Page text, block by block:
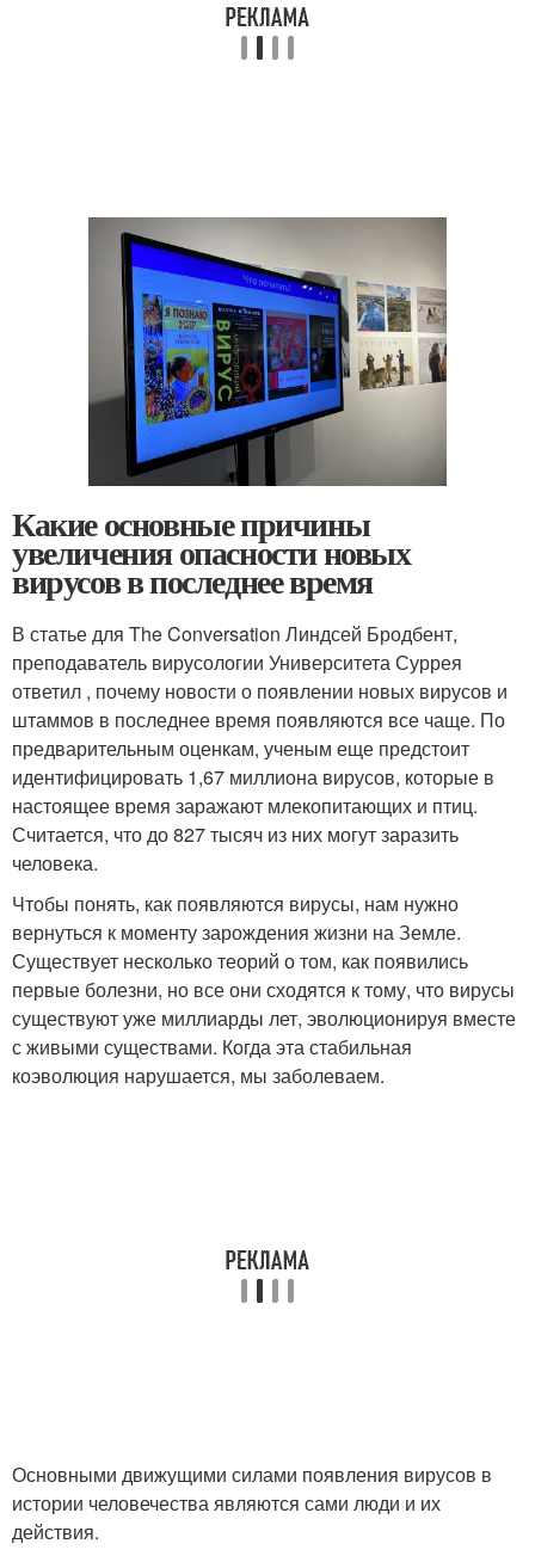
Какие основные причины
увеличения опасности новых
вирусов в последнее время
В статье для The Conversation Линдсей Бродбент,
преподаватель вирусологии Университета Суррея
ответил , почему новости о появлении новых вирусов и
штаммов в последнее время появляются все чаще. По
предварительным оценкам, ученым еще предстоит
идентифицировать 1,67 миллиона вирусов, которые в
настоящее время заражают млекопитающих и птиц.
Считается, что до 827 тысяч из них могут заразить
человека.
Чтобы понять, как появляются вирусы, нам нужно
вернуться к моменту зарождения жизни на Земле.
Существует несколько теорий о том, как появились
первые болезни, но все они сходятся к тому, что вирусы
существуют уже миллиарды лет, эволюционируя вместе
с живыми существами. Когда эта стабильная
коэволюция нарушается, мы заболеваем.
Основными движущими силами появления вирусов в
истории человечества являются сами люди и их
действия.